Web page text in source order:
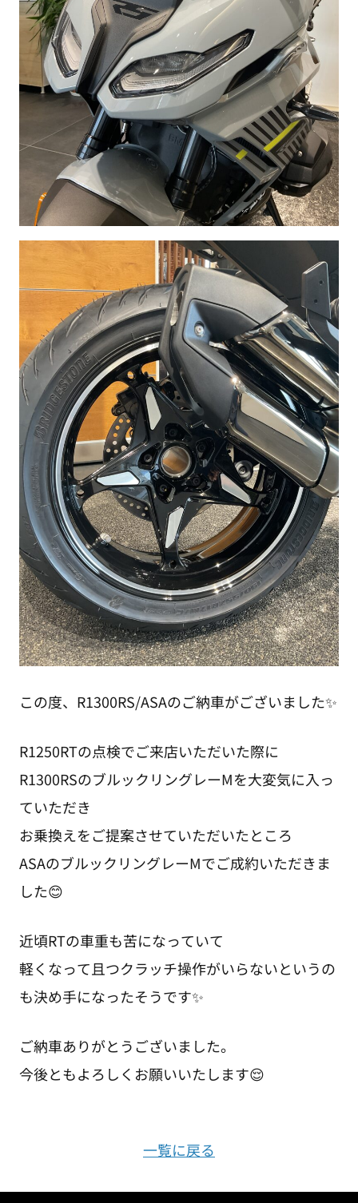
この度、R1300RS/ASAのご納車がございました✨
R1250RTの点検でご来店いただいた際に
R1300RSのブルックリングレーMを大変気に入っ
ていただき
お乗換えをご提案させていただいたところ
ASAのブルックリングレーMでご成約いただきま
した😊
近頃RTの車重も苦になっていて
軽くなって且つクラッチ操作がいらないというの
も決め手になったそうです✨
ご納車ありがとうございました。
今後ともよろしくお願いいたします😌
一覧に戻る